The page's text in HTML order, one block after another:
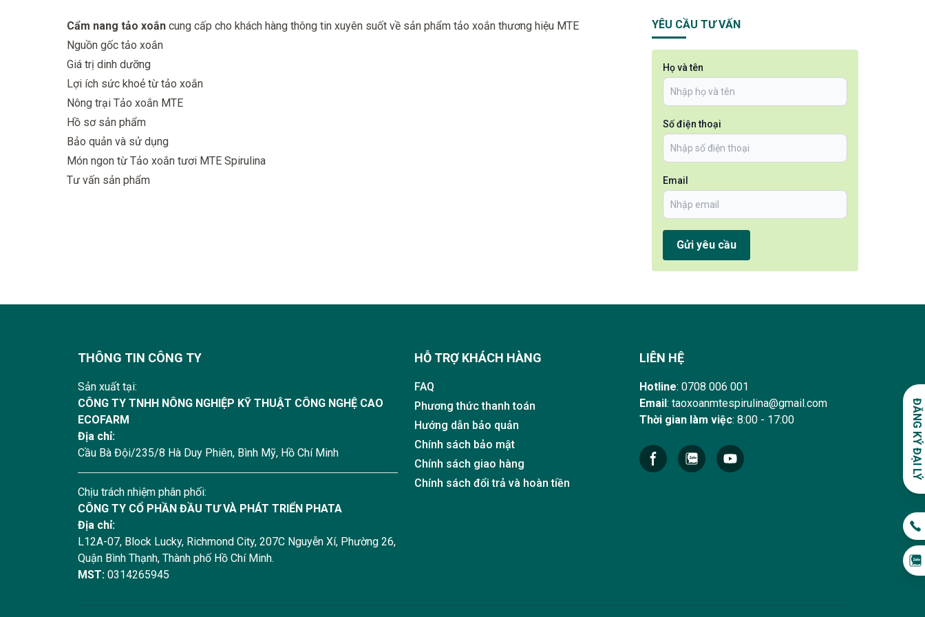
Cẩm nang tảo xoắn cung cấp cho khách hàng thông tin xuyên suốt về sản phẩm tảo xoắn thương hiệu MTE
Nguồn gốc tảo xoắn
Giá trị dinh dưỡng
Lợi ích sức khoẻ từ tảo xoắn
Nông trại Tảo xoắn MTE
Hồ sơ sản phẩm
Bảo quản và sử dụng
Món ngon từ Tảo xoắn tươi MTE Spirulina
Tư vấn sản phẩm
YÊU CẦU TƯ VẤN
Họ và tên
Số điện thoại
Email
Gửi yêu cầu
THÔNG TIN CÔNG TY
Sản xuất tại:
CÔNG TY TNHH NÔNG NGHIỆP KỸ THUẬT CÔNG NGHỆ CAO
ECOFARM
Địa chỉ:
Cầu Bà Đội/235/8 Hà Duy Phiên, Bình Mỹ, Hồ Chí Minh
Chịu trách nhiệm phân phối:
CÔNG TY CỔ PHẦN ĐẦU TƯ VÀ PHÁT TRIỂN PHATA
Địa chỉ:
L12A-07, Block Lucky, Richmond City, 207C Nguyễn Xí, Phường 26,
Quận Bình Thạnh, Thành phố Hồ Chí Minh.
MST: 0314265945
HỖ TRỢ KHÁCH HÀNG
FAQ
Phương thức thanh toán
Hướng dẫn bảo quản
Chính sách bảo mật
Chính sách giao hàng
Chính sách đổi trả và hoàn tiền
LIÊN HỆ
Hotline: 0708 006 001
Email: taoxoanmtespirulina@gmail.com
Thời gian làm việc: 8:00 - 17:00
Facebook ĐĂNG KÝ ĐẠI LÝ